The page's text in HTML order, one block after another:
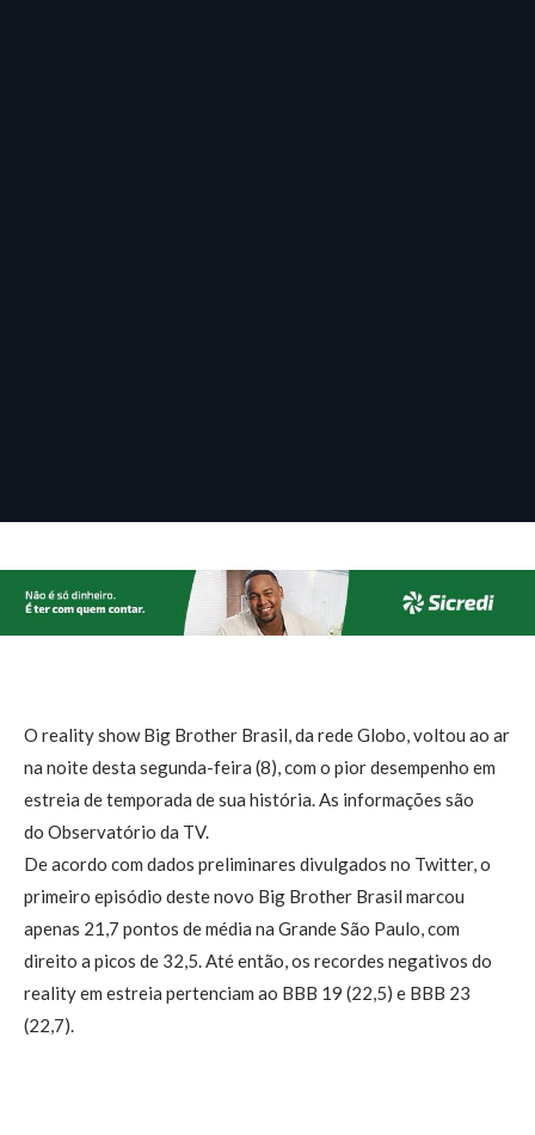
O reality show Big Brother Brasil, da rede Globo, voltou ao ar
na noite desta segunda-feira (8), com o pior desempenho em
estreia de temporada de sua história. As informações são
do Observatório da TV.
De acordo com dados preliminares divulgados no Twitter, o
primeiro episódio deste novo Big Brother Brasil marcou
apenas 21,7 pontos de média na Grande São Paulo, com
direito a picos de 32,5. Até então, os recordes negativos do
reality em estreia pertenciam ao BBB 19 (22,5) e BBB 23
(22,7).